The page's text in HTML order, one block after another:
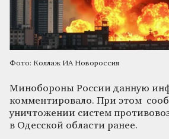
Фото: Коллаж ИА Новороссия
Минобороны России данную
комментировало. При этом
уничтожении систем
в Одесской области ранее.